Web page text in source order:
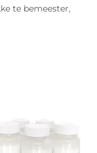
te bemeester,